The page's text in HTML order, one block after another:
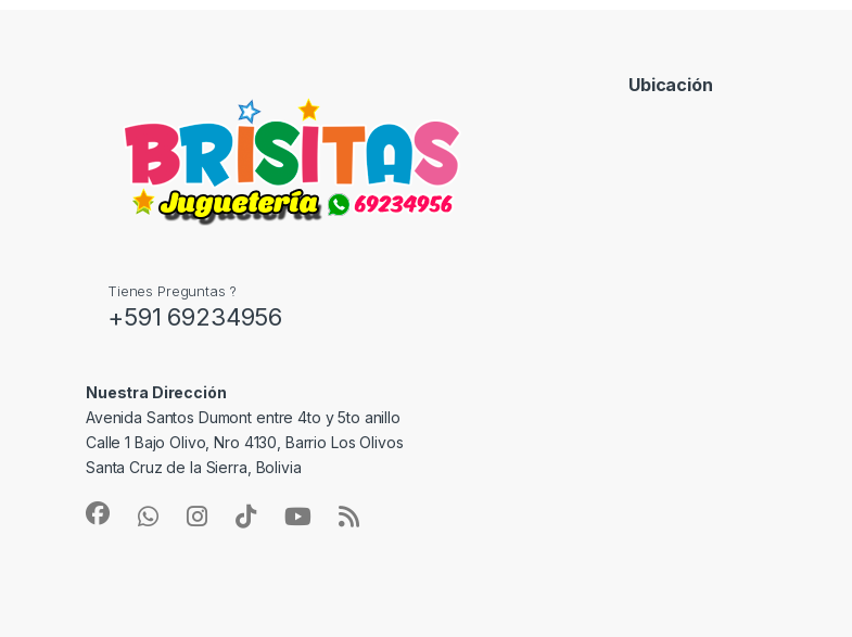
Tienes Preguntas ?
+591 69234956
Nuestra Dirección
Avenida Santos Dumont entre 4to y 5to anillo
Calle 1 Bajo Olivo, Nro 4130, Barrio Los Olivos
Santa Cruz de la Sierra, Bolivia
Ubicación